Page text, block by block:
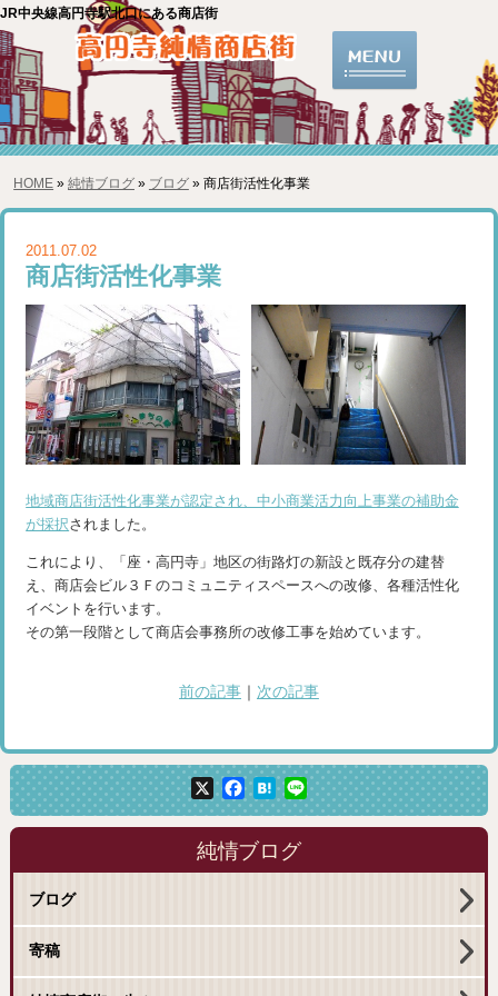
JR中央線高円寺駅北口にある商店街
HOME »純情ブログ» ブログ» 商店街活性化事業
2011.07.02
商店街活性化事業
地域商店街活性化事業が認定され、中小商業活力向上事業の補助金
が採択されました。
これにより、「座・高円寺」地区の街路灯の新設と既存分の建替
え、商店会ビル３Ｆのコミュニティスペースへの改修、各種活性化
イベントを行います。
その第一段階として商店会事務所の改修工事を始めています。
前の記事 次の記事
X Facebook
Hatena
Line
純情ブログ
ブログ
寄稿